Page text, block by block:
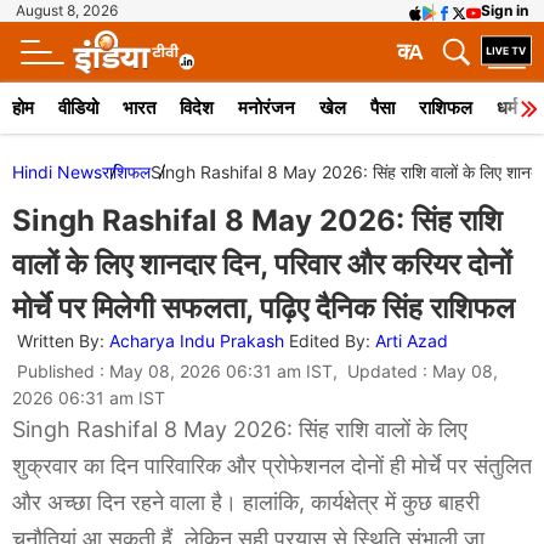
August 8, 2026 Sign in
A
क
होम वीडियो भारत विदेश मनोरंजन खेल पैसा राशिफल धर्म
Hindi NewsराशिफलSingh Rashifal 8 May 2026: सिंह राशि वालों के लिए शानदार
Singh Rashifal 8 May 2026: सिंह राशि
वालों के लिए शानदार दिन, परिवार और करियर दोनों
मोर्चे पर मिलेगी सफलता, पढ़िए दैनिक सिंह राशिफल
Written By: Acharya Indu Prakash Edited By: Arti Azad
Published : May 08, 2026 06:31 am IST, Updated : May 08,
2026 06:31 am IST
Singh Rashifal 8 May 2026: सिंह राशि वालों के लिए
शुक्रवार का दिन पारिवारिक और प्रोफेशनल दोनों ही मोर्चे पर संतुलित
और अच्छा दिन रहने वाला है। हालांकि, कार्यक्षेत्र में कुछ बाहरी
चुनौतियां आ सकती हैं, लेकिन सही प्रयास से स्थिति संभाली जा